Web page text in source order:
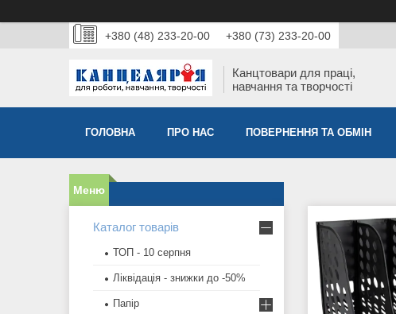
+380 (48) 233-20-00 +380 (73) 233-20-00
Канцтовари для працi,
навчання та творчостi
ГОЛОВНА ПРО НАС ПОВЕРНЕННЯ ТА ОБМIН
Каталог товарів
ТОП - 10 серпня
Ліквідація - знижки до -50%
Папір